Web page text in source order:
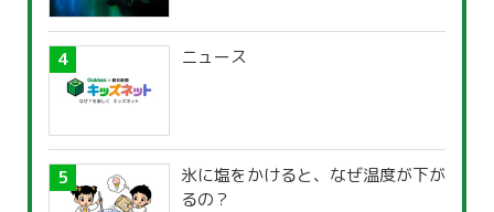
ニュース
氷に塩をかけると、なぜ温度が下が
るの？